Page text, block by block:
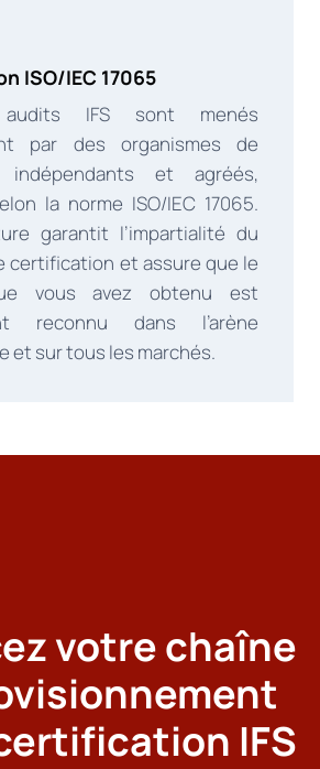
ISO/IEC 17065
IFS sont menés
par des organismes de
indépendants et agréés,
la norme ISO/IEC 17065.
garantit l’impartialité du
certification et assure que le
vous avez obtenu est
reconnu dans l’arène
et sur tous les marchés.
votre chaîne
IFS